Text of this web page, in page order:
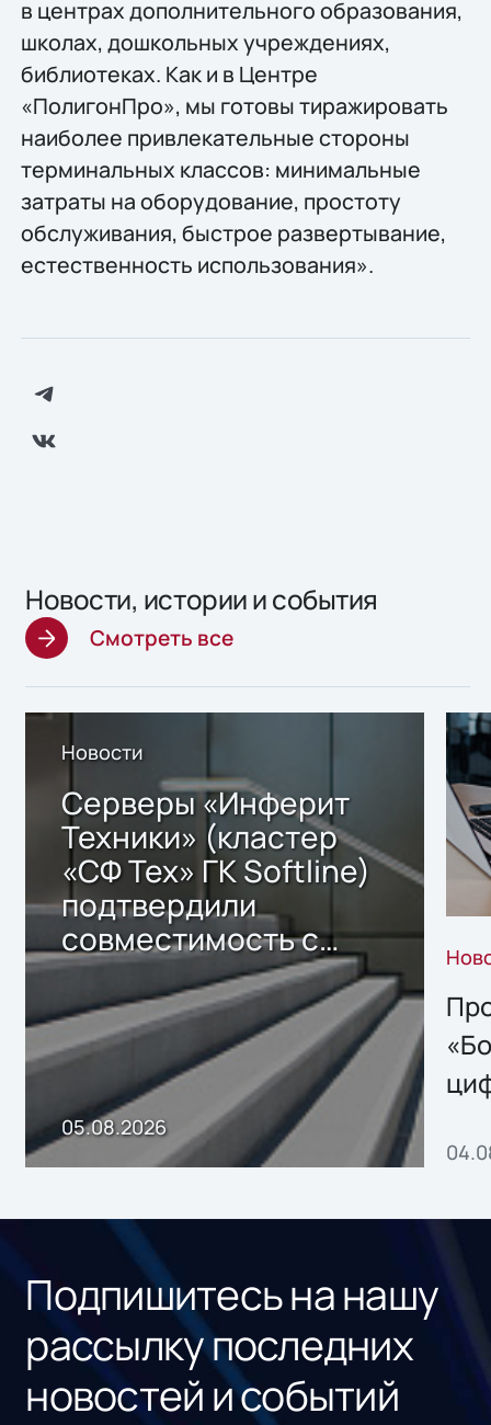
в центрах дополнительного образования,
школах, дошкольных учреждениях,
библиотеках. Как и в Центре
«ПолигонПро», мы готовы тиражировать
наиболее привлекательные стороны
терминальных классов: минимальные
затраты на оборудование, простоту
обслуживания, быстрое развертывание,
естественность использования».
Новости, истории и события
Смотреть все
Новости
Серверы «Инферит
Техники» (кластер
«СФ Тех» ГК Softline)
подтвердили
совместимость с
решением Sharx
Storage 2.x для
хранения данных
05.08.2026
Подпишитесь на нашу
рассылку последних
новостей и событий